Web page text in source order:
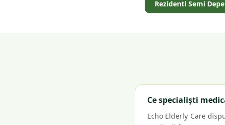
Rezidenti Semi
Ce specialiști
Echo Elderly Care